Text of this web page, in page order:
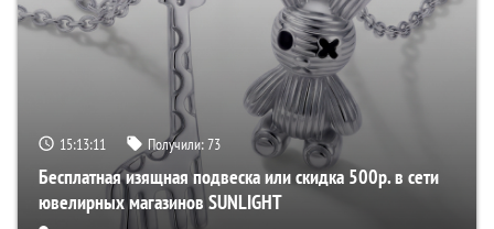
15:13:10 Получили:73
Бесплатная изящная подвеска или скидка 500р. в сети
ювелирных магазинов SUNLIGHT